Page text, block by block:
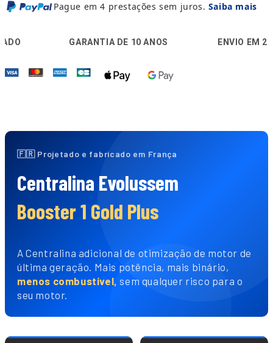
Pague em 4 prestações sem juros. Saiba mais
🛡️ GARANTIA DE 10 ANOS 🚚 ENVIO EM 24H
🇫🇷 Projetado e fabricado em França
Centralina Evolussem
Booster 1 Gold Plus
A Centralina adicional de otimização de motor de
última geração. Mais potência, mais binário,
menos combustível, sem qualquer risco para o
seu motor.